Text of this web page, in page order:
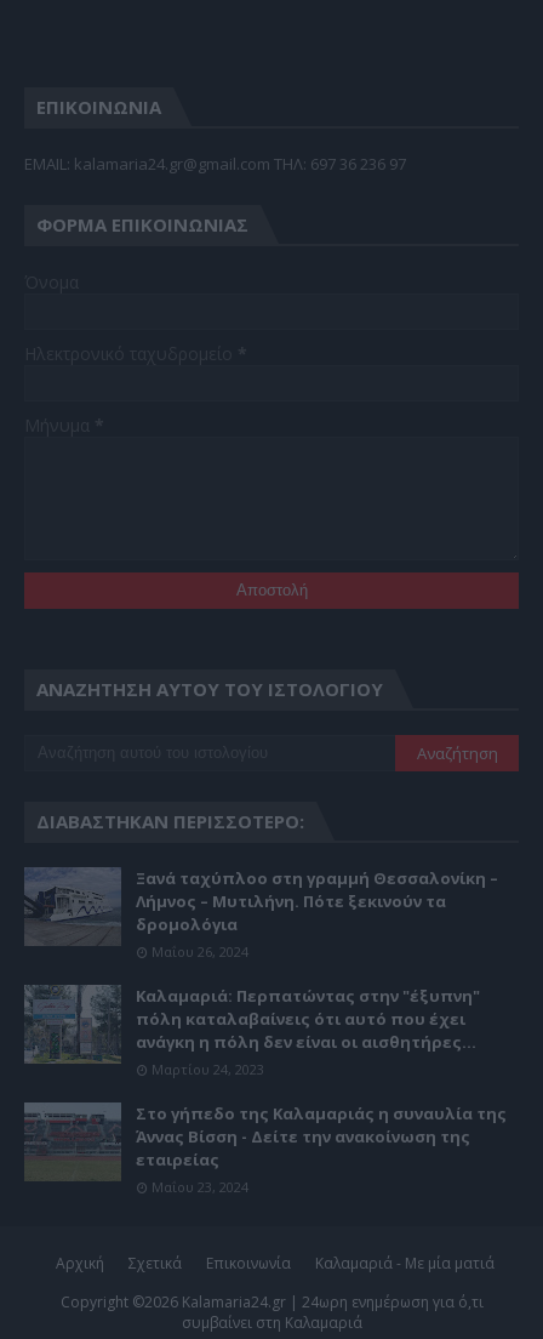
ΕΠΙΚΟΙΝΩΝΙΑ
EMAIL: kalamaria24.gr@gmail.com TΗΛ: 697 36 236 97
ΦΌΡΜΑ ΕΠΙΚΟΙΝΩΝΊΑΣ
ΑΝΑΖΉΤΗΣΗ ΑΥΤΟΎ ΤΟΥ ΙΣΤΟΛΟΓΊΟΥ
ΔΙΑΒΆΣΤΗΚΑΝ ΠΕΡΙΣΣΌΤΕΡΟ:
Ξανά ταχύπλοο στη γραμμή Θεσσαλονίκη –
Λήμνος – Μυτιλήνη. Πότε ξεκινούν τα
δρομολόγια
Μαΐου 26, 2024
Καλαμαριά: Περπατώντας στην "έξυπνη"
πόλη καταλαβαίνεις ότι αυτό που έχει
ανάγκη η πόλη δεν είναι οι αισθητήρες...
Μαρτίου 24, 2023
Στο γήπεδο της Καλαμαριάς η συναυλία της
Άννας Βίσση - Δείτε την ανακοίνωση της
εταιρείας
Μαΐου 23, 2024
Αρχική Σχετικά Επικοινωνία
Καλαμαριά - Με μία ματιά
Copyright ©2026 Kalamaria24.gr | 24ωρη ενημέρωση για ό,τι
συμβαίνει στη Καλαμαριά